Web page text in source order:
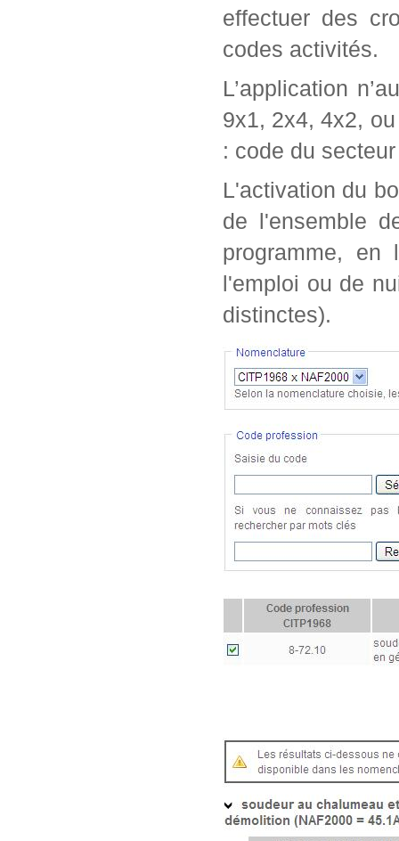
effectuer des
codes activités.
L’application
9x1, 2x4, 4x2,
: code du
L'activation du
de l'ensemble
programme, en
l'emploi ou de
distinctes).